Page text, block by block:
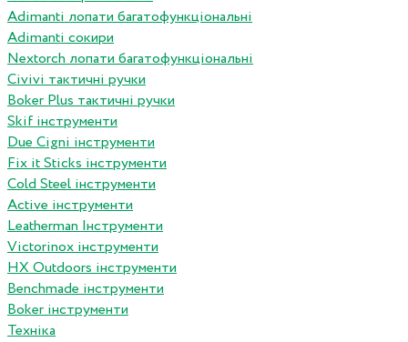
Adimanti лопати багатофункціональні
Adimanti сокири
Nextorch лопати багатофункціональні
Сivivi тактичні ручки
Boker Plus тактичні ручки
Skif інструменти
Due Cigni інструменти
Fix it Sticks інструменти
Сold Steel інструменти
Active інструменти
Leatherman Інструменти
Victorinox інструменти
HX Outdoors інструменти
Benchmade інструменти
Boker інструменти
Техніка